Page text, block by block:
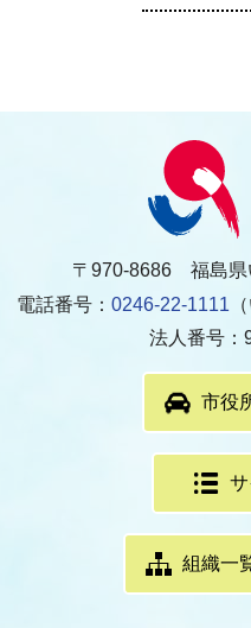
〒970-8686 福島県
電話番号： 0246-22-1111
法人番号：
市役
組織一